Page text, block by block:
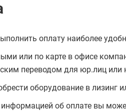
оплату наиболее
или по карте в офисе
переводом для юр.лиц или
оборудование в лизинг
об оплате вы